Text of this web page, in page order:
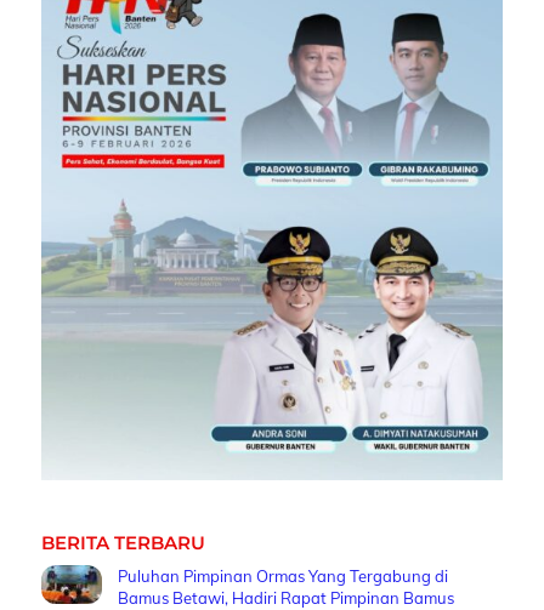
BERITA TERBARU
Puluhan Pimpinan Ormas Yang Tergabung di
Bamus Betawi, Hadiri Rapat Pimpinan Bamus